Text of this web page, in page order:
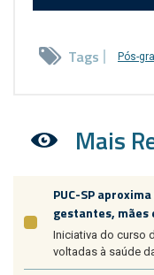
Tags Pós-
Mais
PUC-SP
gestantes, mães
Iniciativa do curso
voltadas à saúde